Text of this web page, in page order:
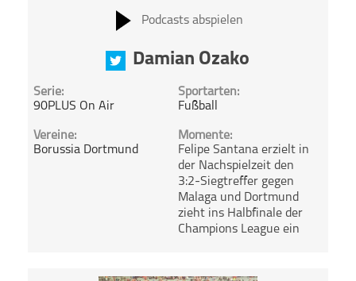
Podcasts abspielen
Damian Ozako
Serie:
90PLUS On Air
Sportarten:
Fußball
Vereine:
Borussia Dortmund
Momente:
Felipe Santana erzielt in
der Nachspielzeit den
3:2-Siegtreffer gegen
Malaga und Dortmund
zieht ins Halbfinale der
Champions League ein